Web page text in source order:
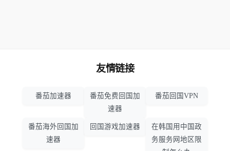
友情链接
番茄加速器
番茄免费回国加
速器
番茄回国VPN
番茄海外回国加
速器
回国游戏加速器
在韩国用中国政
务服务网地区限